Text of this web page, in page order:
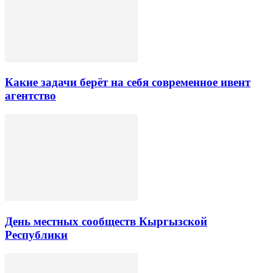
Какие задачи берёт на себя современное ивент
агентство
День местных сообществ Кыргызской
Республики